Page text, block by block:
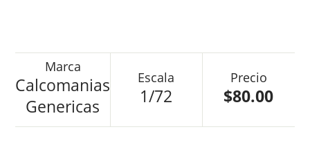
Calcomanias
Genericas
1/72 $80.00